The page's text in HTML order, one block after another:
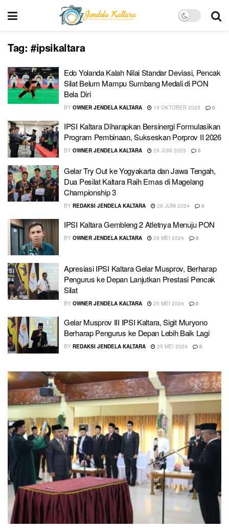
Tag: #ipsikaltara
Edo Yolanda Kalah Nilai Standar Deviasi, Pencak
Silat Belum Mampu Sumbang Medali di PON
Bela Diri
BY OWNER JENDELA KALTARA 19 OKTOBER 2025 0
IPSI Kaltara Diharapkan Bersinergi Formulasikan
Program Pembinaan, Sukseskan Porprov II 2026
BY OWNER JENDELA KALTARA 29 JUNI 2025 0
Gelar Try Out ke Yogyakarta dan Jawa Tengah,
Dua Pesilat Kaltara Raih Emas di Magelang
Championship 3
BY REDAKSI JENDELA KALTARA 28 JUNI 2024 0
IPSI Kaltara Gembleng 2 Atletnya Menuju PON
BY OWNER JENDELA KALTARA 29 MEI 2024 0
Apresiasi IPSI Kaltara Gelar Musprov, Berharap
Pengurus ke Depan Lanjutkan Prestasi Pencak
Silat
BY OWNER JENDELA KALTARA 25 MEI 2024 0
Gelar Musprov III IPSI Kaltara, Sigit Muryono
Berharap Pengurus ke Depan Lebih Baik Lagi
BY REDAKSI JENDELA KALTARA 25 MEI 2024 0